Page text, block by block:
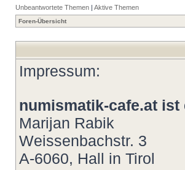
Unbeantwortete Themen | Aktive Themen
Foren-Übersicht
Impressum:
numismatik-cafe.at
Marijan Rabik
Weissenbachstr. 3
A-6060, Hall in Tirol